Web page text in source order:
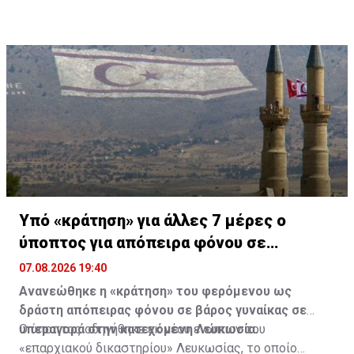
Υπό «κράτηση» για άλλες 7 μέρες ο
ύποπτος για απόπειρα φόνου σε
υπεραγορά
07.08.2026 19:40
Ανανεώθηκε η «κράτηση» του φερόμενου ως
δράστη απόπειρας φόνου σε βάρος γυναίκας σε
υπεραγορά στην κατεχόμενη Λευκωσία.
Ο ύποπτος οδηγήθηκε εκ νέου ενώπιον του
«επαρχιακού δικαστηρίου» Λευκωσίας, το οποίο